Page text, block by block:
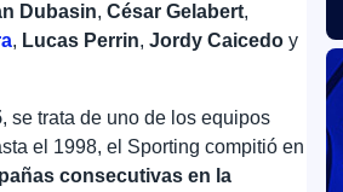
Dubasin,César Gelabert,
, Lucas Perrin,Jordy Caicedo y
, se trata de uno de los equipos
el 1998, el Sporting compitió en
consecutivas en la